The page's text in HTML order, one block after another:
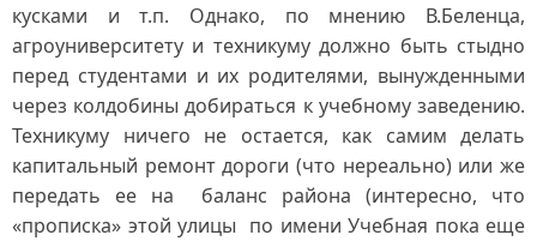
кусками и т.п. Однако, по мнению В.Беленца,
агроуниверситету и техникуму должно быть стыдно
перед студентами и их родителями, вынужденными
через колдобины добираться к учебному заведению.
Техникуму ничего не остается, как самим делать
капитальный ремонт дороги (что нереально) или же
передать ее на баланс района (интересно, что
«прописка» этой улицы по имени Учебная пока еще